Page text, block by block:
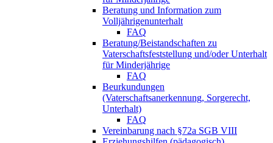
Beratung und Information zum
Volljährigenunterhalt
FAQ
Beratung/Beistandschaften zu
Vaterschaftsfeststellung und/oder Unterhalt
für Minderjährige
FAQ
Beurkundungen
(Vaterschaftsanerkennung, Sorgerecht,
Unterhalt)
FAQ
Vereinbarung nach §72a SGB VIII